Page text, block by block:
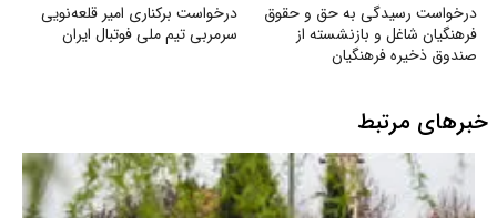
درخواست رسیدگی به حق و حقوق
فرهنگیان شاغل و بازنشسته از
صندوق ذخیره فرهنگیان
درخواست برکناری امیر قلعه‌نویی
سرمربی تیم ملی فوتبال ایران
خبرهای مرتبط